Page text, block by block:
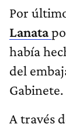
Por
Lanata
había
del
Gabinete.
A través